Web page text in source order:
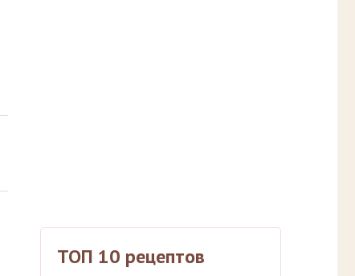
ТОП 10 рецептов